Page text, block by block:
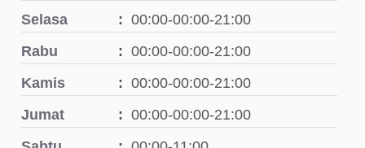
Selasa
00:00-00:00-21:00
Rabu
00:00-00:00-21:00
Kamis
00:00-00:00-21:00
Jumat
00:00-00:00-21:00